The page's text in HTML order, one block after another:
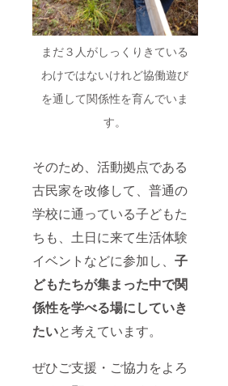
まだ３人がしっくりきている
わけではないけれど協働遊び
を通して関係性を育んでいま
す。
そのため、活動拠点である
古民家を改修して、普通の
学校に通っている子どもた
ちも、土日に来て生活体験
イベントなどに参加し、 子
どもたちが集まった中で関
係性を学べる場にしていき
たいと考えています。
ぜひご支援・ご協力をよろ